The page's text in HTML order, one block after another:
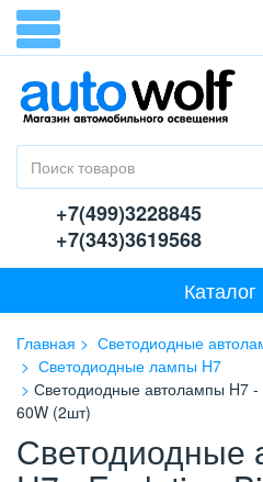
+7(499)3228845
+7(343)3619568
Каталог
Главная
Светодиодные
Светодиодные лампы H7
Светодиодные автолампы H7
60W (2шт)
Светодиодные